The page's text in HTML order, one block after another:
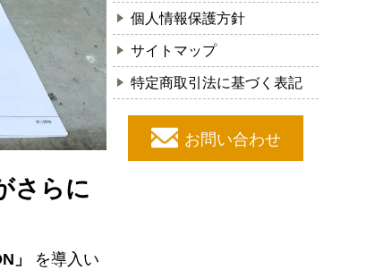
さらに
」
を導入い
個人情報保護方針
サイトマップ
特定商取引法に基づく表記
お問い合わせ